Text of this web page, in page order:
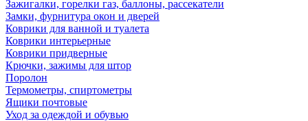
Зажигалки, горелки газ, баллоны, рассекатели
Замки, фурнитура окон и дверей
Коврики для ванной и туалета
Коврики интерьерные
Коврики придверные
Крючки, зажимы для штор
Поролон
Термометры, спиртометры
Ящики почтовые
Уход за одеждой и обувью